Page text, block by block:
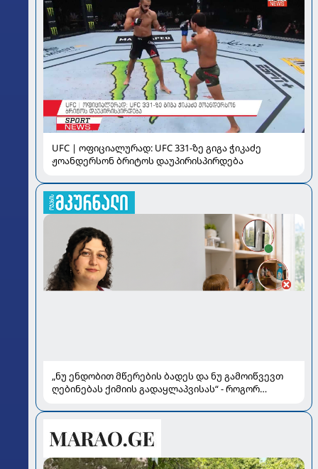
UFC | ოფიციალურად: UFC 331-ზე გიგა ჭიკაძე
ჟოანდერსონ ბრიტოს დაუპირისპირდება
„ნუ ენდობით მწერების ბადეს და ნუ გამოიწვევთ
ღებინებას ქიმიის გადაყლაპვისას“ - როგორ
სალომე ახვლედიანის რჩევები